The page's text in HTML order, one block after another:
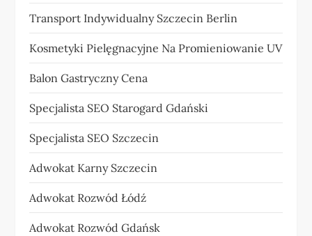
Transport Indywidualny Szczecin Berlin
Kosmetyki Pielęgnacyjne Na Promieniowanie UV
Balon Gastryczny Cena
Specjalista SEO Starogard Gdański
Specjalista SEO Szczecin
Adwokat Karny Szczecin
Adwokat Rozwód Łódź
Adwokat Rozwód Gdańsk